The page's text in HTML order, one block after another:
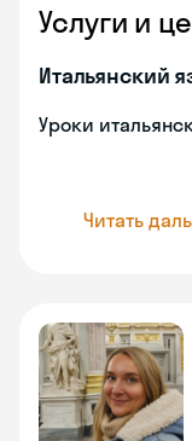
Услуги и
Итальянский
Уроки
Читать